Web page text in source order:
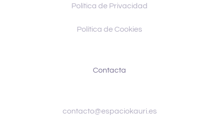
Política de Privacidad
Política de Cookies
Contacta
contacto@espaciokauri.es